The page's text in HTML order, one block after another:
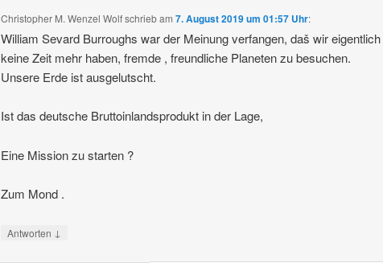
Christopher M. Wenzel Wolfschriebam7. August 2019 um 01:57 Uhr:
William Sevard Burroughs war der Meinung verfangen, daš wir eigentlich
keine Zeit mehr haben, fremde , freundliche Planeten zu besuchen.
Unsere Erde ist ausgelutscht.
Ist das deutsche Bruttoinlandsprodukt in der Lage,
Eine Mission zu starten ?
Zum Mond .
Antworten ↓